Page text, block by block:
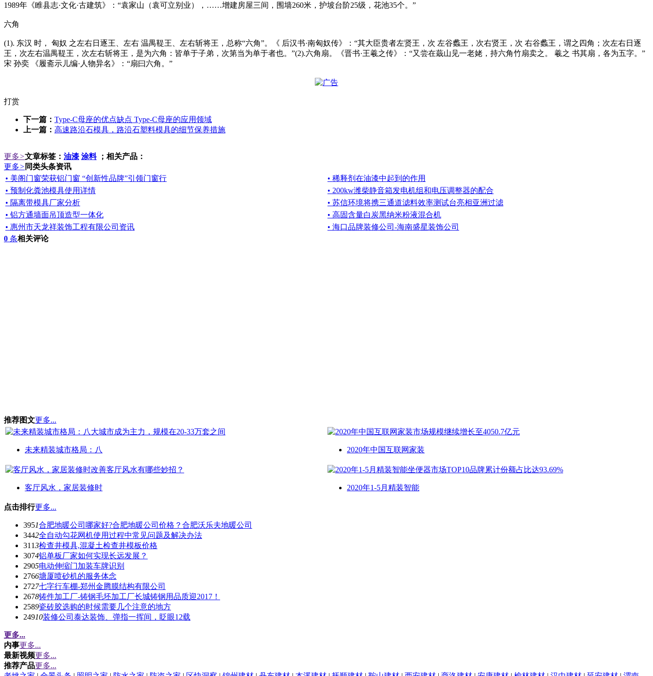
1989年《睢县志·文化·古建筑》：“袁家山（袁可立别业），……增建房屋三间，围墙260米，护坡台阶25级，花池35个。”
六角
(1). 东汉 时， 匈奴 之左右日逐王、左右 温禺鞮王、左右斩将王，总称“六角”。《 后汉书·南匈奴传》：“其大臣贵者左贤王，次 左谷蠡王，次右贤王，次 右谷蠡王，谓之四角；次左右日逐
王，次左右温禺鞮王，次左右斩将王，是为六角：皆单于子弟，次第当为单于者也。”(2).六角扇。《晋书·王羲之传》：“又尝在蕺山见一老姥，持六角竹扇卖之。 羲之 书其扇，各为五字。”
宋 孙奕 《履斋示儿编·人物异名》：“扇曰六角。”
打赏
下一篇： Type-C母座的优点缺点 Type-C母座的应用领域
上一篇： 高速路沿石模具，路沿石塑料模具的细节保养措施
更多>文章标签： 油漆 涂料；相关产品：
更多> 同类头条资讯
• 美阁门窗荣获铝门窗 “创新性品牌”引领门窗行
• 稀释剂在油漆中起到的作用
• 预制化粪池模具使用详情
• 200kw潍柴静音箱发电机组和电压调整器的配合
• 隔离带模具厂家分析
• 苏信环境将携三通道滤料效率测试台亮相亚洲过滤
• 铝方通墙面吊顶造型一体化
• 高固含量白炭黑纳米粉液混合机
• 惠州市天龙祥装饰工程有限公司资讯
• 海口品牌装修公司-海南盛星装饰公司
0 条相关评论
推荐图文更多...
未来精装城市格局：八 2020年中国互联网家装
客厅风水，家居装修时 2020年1-5月精装智能
点击排行更多...
3951合肥地暖公司哪家好?合肥地暖公司价格？合肥沃乐夫地暖公司
3442全自动勾花网机使用过程中常见问题及解决办法
3113检查井模具,混凝土检查井模板价格
3074铝单板厂家如何实现长远发展？
2905电动伸缩门加装车牌识别
2766塘厦喷砂机的服务体念
2727七字行车棚-郑州金腾膜结构有限公司
2678铸件加工厂-铸钢毛坯加工厂长城铸钢用品质迎2017！
2589瓷砖胶选购的时候需要几个注意的地方
24910装修公司泰达装饰、弹指一挥间，眨眼12载
更多...
内事更多...
最新视频更多...
推荐产品更多...